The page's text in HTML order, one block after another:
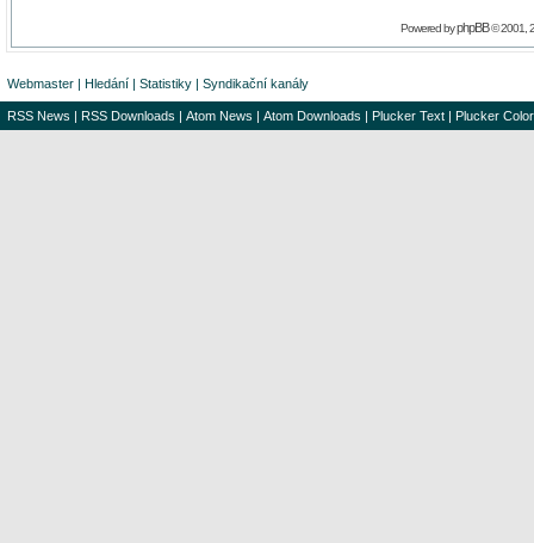
Powered byphpBB© 2001,
Webmaster | Hledání | Statistiky | Syndikační kanály
RSS News | RSS Downloads | Atom News | Atom Downloads | Plucker Text | Plucker Color